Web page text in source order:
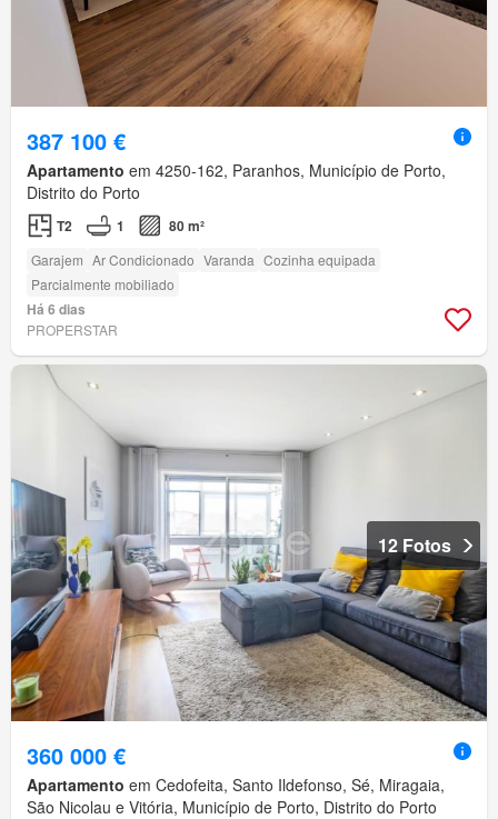
387 100 €
Apartamento em 4250-162, Paranhos, Município de Porto,
Distrito do Porto
T2 1 80 m²
Garajem Ar Condicionado Varanda Cozinha equipada
Parcialmente mobiliado
Há 6 dias
PROPERSTAR
12 Fotos
360 000 €
Apartamento em Cedofeita, Santo Ildefonso, Sé, Miragaia,
São Nicolau e Vitória, Município de Porto, Distrito do Porto